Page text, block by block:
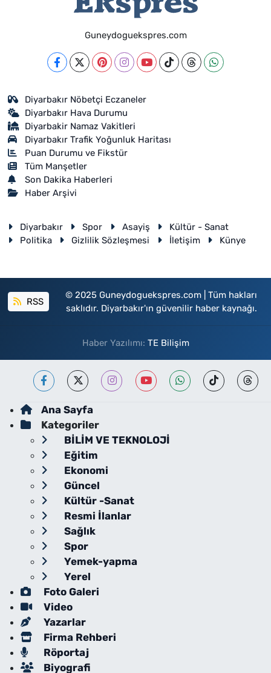
Guneydoguekspres.com
Diyarbakır Nöbetçi Eczaneler
Diyarbakır Hava Durumu
Diyarbakir Namaz Vakitleri
Diyarbakır Trafik Yoğunluk Haritası
Puan Durumu ve Fikstür
Tüm Manşetler
Son Dakika Haberleri
Haber Arşivi
Diyarbakır Spor Asayiş
Kültür - Sanat
Politika
Gizlilik Sözleşmesi İletişim Künye
RSS
© 2025 Guneydoguekspres.com | Tüm hakları
saklıdır. Diyarbakır'ın güvenilir haber kaynağı.
Haber Yazılımı: TE Bilişim
Ana Sayfa
Kategoriler
BİLİM VE TEKNOLOJİ
Eğitim
Ekonomi
Güncel
Kültür -Sanat
Resmi İlanlar
Sağlık
Spor
Yemek-yapma
Yerel
Foto Galeri
Video
Yazarlar
Firma Rehberi
Röportaj
Biyografi